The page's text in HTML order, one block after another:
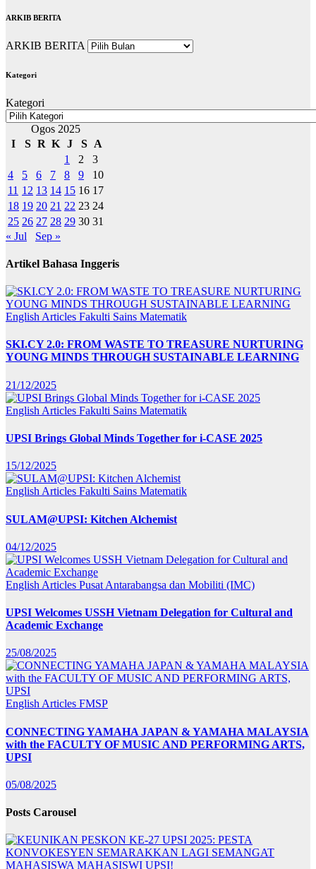
ARKIB BERITA
ARKIB BERITA
Kategori
Kategori
Ogos 2025
I
S R K J S
A
1
2
3
4
5 6 7 8 9
10
11 12 13 14 15 16 17
18 19 20 21 22 23 24
25 26 27 28 29 30 31
« Jul
Sep »
Artikel Bahasa Inggeris
English Articles Fakulti Sains Matematik
SKI.CY 2.0: FROM WASTE TO TREASURE NURTURING
YOUNG MINDS THROUGH SUSTAINABLE LEARNING
21/12/2025
English Articles Fakulti Sains Matematik
UPSI Brings Global Minds Together for i-CASE 2025
15/12/2025
English Articles Fakulti Sains Matematik
SULAM@UPSI: Kitchen Alchemist
04/12/2025
English Articles Pusat Antarabangsa dan Mobiliti (IMC)
UPSI Welcomes USSH Vietnam Delegation for Cultural and
Academic Exchange
25/08/2025
English Articles FMSP
CONNECTING YAMAHA JAPAN & YAMAHA MALAYSIA
with the FACULTY OF MUSIC AND PERFORMING ARTS,
UPSI
05/08/2025
Posts Carousel